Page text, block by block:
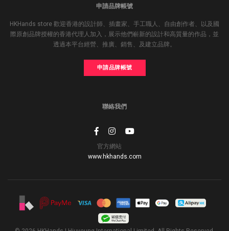
申請品牌帳號
HKHands store 歡迎香港的設計師、插畫家、手工職人、自由創作者、以及國
際原創品牌授權的香港代理人加入，展示他們嶄新的設計和高質量的作品，並
透過本平台經營、推廣、銷售、及建立品牌。
申請品牌帳號
聯絡我們
官方網站
www.hkhands.com